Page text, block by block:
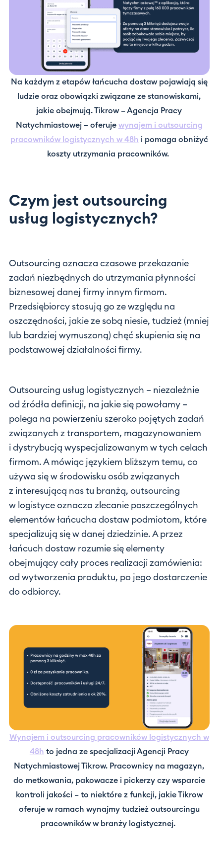
Na każdym z etapów łańcucha dostaw pojawiają się
ludzie oraz obowiązki związane ze stanowiskami,
jakie obejmują. Tikrow – Agencja Pracy
Natychmiastowej – oferuje wynajem i outsourcing
pracowników logistycznych w 48h i pomaga obniżyć
koszty utrzymania pracowników.
Czym jest outsourcing
usług logistycznych?
Outsourcing oznacza czasowe przekazanie
zadań niezbędnych do utrzymania płynności
biznesowej danej firmy innym firmom.
Przedsiębiorcy stosują go ze względu na
oszczędności, jakie ze sobą niesie, tudzież (mniej
lub bardziej wymuszoną) chęć skupienia się na
podstawowej działalności firmy.
Outsourcing usług logistycznych – niezależnie
od źródła definicji, na jakie się powołamy –
polega na powierzeniu szeroko pojętych zadań
związanych z transportem, magazynowaniem
i dystrybucją wyspecjalizowanym w tych celach
firmom. A mówiąc językiem bliższym temu, co
używa się w środowisku osób związanych
z interesującą nas tu branżą, outsourcing
w logistyce oznacza zlecanie poszczególnych
elementów łańcucha dostaw podmiotom, które
specjalizują się w danej dziedzinie. A przez
łańcuch dostaw rozumie się elementy
obejmujący cały proces realizacji zamówienia:
od wytworzenia produktu, po jego dostarczenie
do odbiorcy.
Wynajem i outsourcing pracowników logistycznych w
48h to jedna ze specjalizacji Agencji Pracy
Natychmiastowej Tikrow. Pracownicy na magazyn,
do metkowania, pakowacze i pickerzy czy wsparcie
kontroli jakości – to niektóre z funkcji, jakie Tikrow
oferuje w ramach wynajmy tudzież outsourcingu
pracowników w branży logistycznej.